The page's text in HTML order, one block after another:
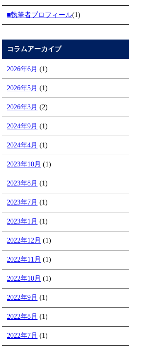
■執筆者プロフィール(1)
コラムアーカイブ
2026年6月 (1)
2026年5月 (1)
2026年3月 (2)
2024年9月 (1)
2024年4月 (1)
2023年10月 (1)
2023年8月 (1)
2023年7月 (1)
2023年1月 (1)
2022年12月 (1)
2022年11月 (1)
2022年10月 (1)
2022年9月 (1)
2022年8月 (1)
2022年7月 (1)